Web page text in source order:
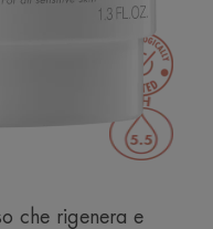
che rigenera e